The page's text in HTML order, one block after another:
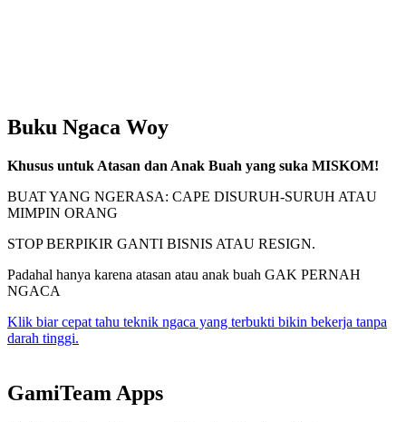
Buku Ngaca Woy
Khusus untuk Atasan dan Anak Buah yang suka MISKOM!
BUAT YANG NGERASA: CAPE DISURUH-SURUH ATAU
MIMPIN ORANG
STOP BERPIKIR GANTI BISNIS ATAU RESIGN.
Padahal hanya karena atasan atau anak buah GAK PERNAH
NGACA
Klik biar cepat tahu teknik ngaca yang terbukti bikin bekerja tanpa
darah tinggi.
GamiTeam Apps